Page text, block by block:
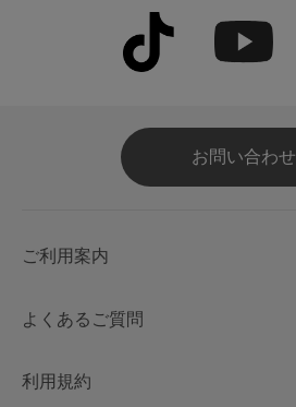
お問い合わせ
ご利用案内
よくあるご質問
利用規約